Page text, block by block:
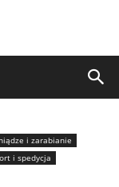
i zarabianie
i spedycja